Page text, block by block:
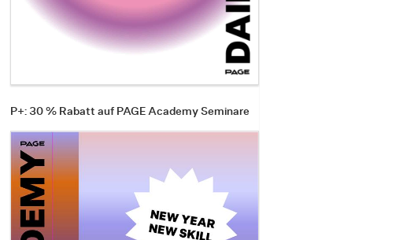
P+: 30 % Rabatt auf PAGE Academy Seminare